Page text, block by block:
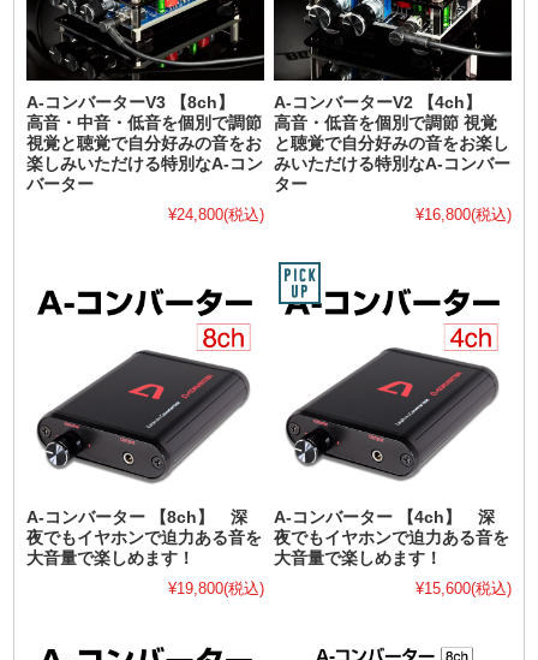
A-コンバーターV3 【8ch】
高音・中音・低音を個別で調節
視覚と聴覚で自分好みの音をお
楽しみいただける特別なA-コン
バーター
¥24,800(税込)
A-コンバーターV2 【4ch】
高音・低音を個別で調節 視覚
と聴覚で自分好みの音をお楽し
みいただける特別なA-コンバー
ター
¥16,800(税込)
A-コンバーター 【8ch】 深
夜でもイヤホンで迫力ある音を
大音量で楽しめます！
¥19,800(税込)
A-コンバーター 【4ch】 深
夜でもイヤホンで迫力ある音を
大音量で楽しめます！
¥15,600(税込)